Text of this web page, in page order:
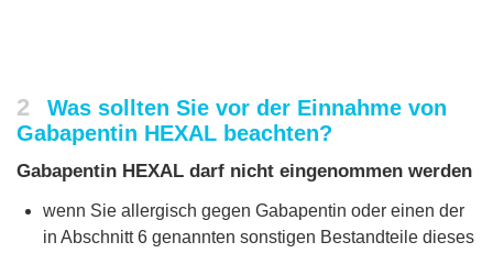
2
Was sollten Sie vor der Einnahme von
Gabapentin HEXAL beachten?
Gabapentin HEXAL darf nicht eingenommen werden
wenn Sie allergisch gegen Gabapentin oder einen der
in Abschnitt 6 genannten sonstigen Bestandteile dieses